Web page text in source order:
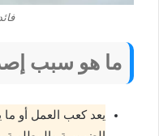
ما هو سبب
يعد كعب العمل أو ما